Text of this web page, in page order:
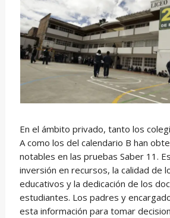
En el ámbito privado, tanto los
A como los del calendario B han
notables en las pruebas Saber 11.
inversión en recursos, la calidad de
educativos y la dedicación de los
estudiantes. Los padres y
esta información para tomar